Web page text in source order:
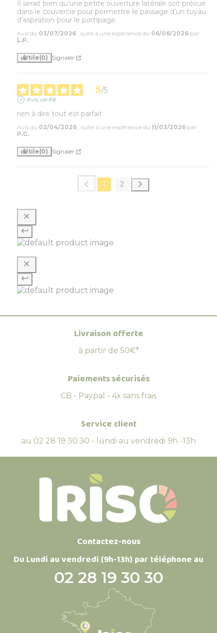
Il serait bien qu’une petite ouverture latérale soit prévue
dans le couvercle pour permettre le passage d’un tuyau
d’aspiration pour le pompage
Avis du 03/07/2026 , suite à une expérience du 06/06/2026 par
L.P.
Utile(0) Signaler
5/5
Avis vérifié
rien à dire tout est parfait
Avis du 02/04/2026 , suite à une expérience du 11/03/2026 par
P.G.
Utile(0) Signaler
1 2
Livraison offerte
à partir de 50€*
Paiements sécurisés
CB - Paypal - 4x sans frais
Service client
au 02 28 19 30 30 - lundi au vendredi 9h -13h
Contactez-nous
Du Lundi au vendredi (9h-13h) par téléphone au
02 28 19 30 30